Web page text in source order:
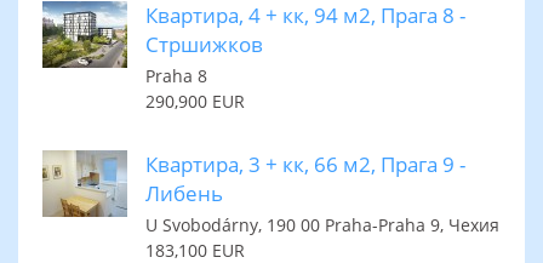
Квартира, 4 + кк, 94 м2, Прага 8 -
Стршижков
Praha 8
290,900 EUR
Квартира, 3 + кк, 66 м2, Прага 9 -
Либень
U Svobodárny, 190 00 Praha-Praha 9, Чехия
183,100 EUR